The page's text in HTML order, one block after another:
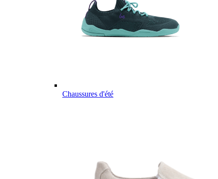
Chaussures d'été